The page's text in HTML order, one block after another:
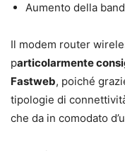
Aumento della
Il modem router
particolarmente
Fastweb, poiché
tipologie di
che da in comodato